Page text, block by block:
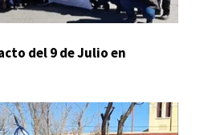
del 9 de Julio en